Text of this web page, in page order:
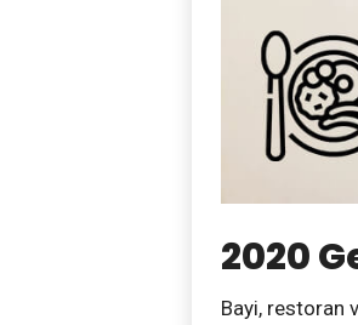
2020
Bayi, restoran